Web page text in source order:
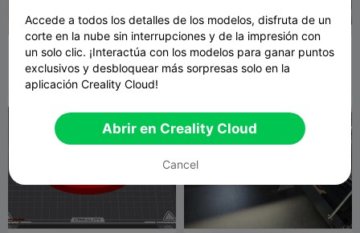
Ender 3 - Ender 5 - CR10 -
BMG + V6 - Extrusor
directoLMaker 151 44
Ender 5 Plus MGN12
Umbau + Coprint
Cromahead
Jeffvdw
Accede a todos los detalles de los modelos, disfruta de un
corte en la nube sin interrupciones y de la impresión con
un solo clic. ¡Interactúa con los modelos para ganar puntos
exclusivos y desbloquear más sorpresas solo en la
aplicación Creality Cloud!
Abrir en Creality Cloud
Cancel